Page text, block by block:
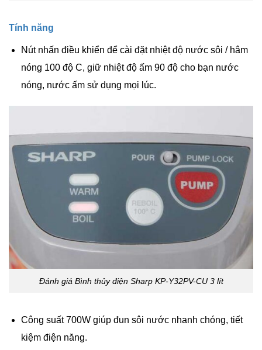
Tính năng
Nút nhấn điều khiển để cài đặt nhiệt độ nước sôi / hâm
nóng 100 độ C, giữ nhiệt độ ấm 90 độ cho bạn nước
nóng, nước ấm sử dụng mọi lúc.
Đánh giá Bình thủy điện Sharp KP-Y32PV-CU 3 lít
Công suất 700W giúp đun sôi nước nhanh chóng, tiết
kiệm điện năng.